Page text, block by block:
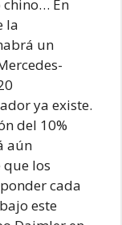
En
la
un
ya existe.
del 10%
aún
que los
cada
este